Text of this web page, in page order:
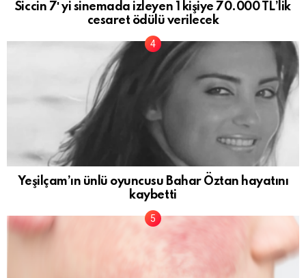
Siccin 7′ yi sinemada izleyen 1 kişiye 70.000 TL’lik
cesaret ödülü verilecek
Yeşilçam’ın ünlü oyuncusu Bahar Öztan hayatını
kaybetti